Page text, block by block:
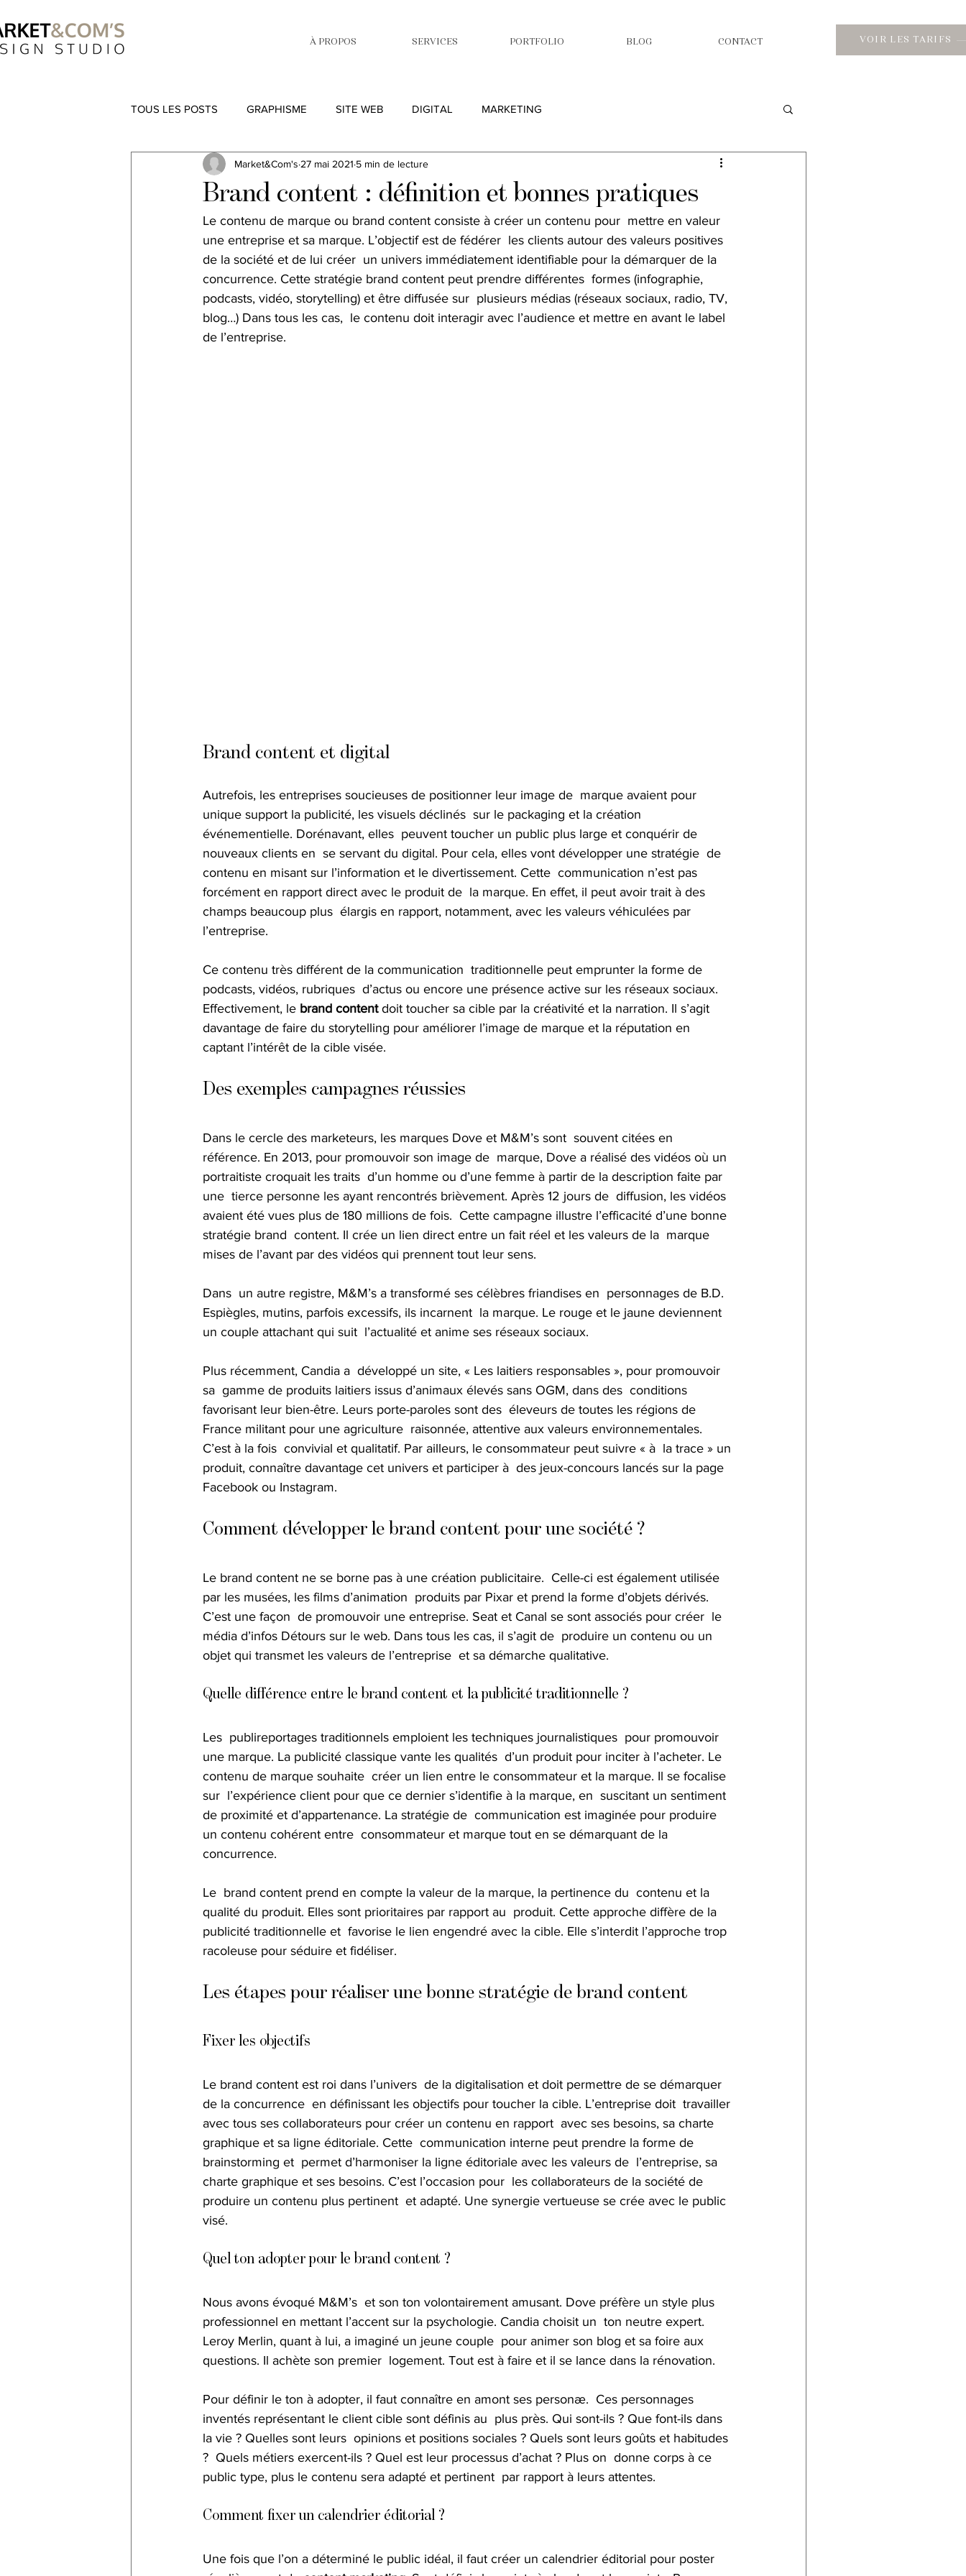
À PROPOS SERVICES PORTFOLIO BLOG CONTACT VOIR LES TARIFS
TOUS LES POSTS GRAPHISME SITE WEB DIGITAL MARKETING
Brand content : définition et bonnes pratiques
Market&Com's 27 mai 2021 5 min de lecture
Le contenu de marque ou brand content consiste à créer un contenu pour  mettre en valeur
une entreprise et sa marque. L’objectif est de fédérer  les clients autour des valeurs positives
de la société et de lui créer  un univers immédiatement identifiable pour la démarquer de la
concurrence. Cette stratégie brand content peut prendre différentes  formes (infographie,
podcasts, vidéo, storytelling) et être diffusée sur  plusieurs médias (réseaux sociaux, radio, TV,
blog…) Dans tous les cas,  le contenu doit interagir avec l’audience et mettre en avant le label
de l’entreprise.
Brand content et digital
Autrefois, les entreprises soucieuses de positionner leur image de  marque avaient pour
unique support la publicité, les visuels déclinés  sur le packaging et la création
événementielle. Dorénavant, elles  peuvent toucher un public plus large et conquérir de
nouveaux clients en  se servant du digital. Pour cela, elles vont développer une stratégie  de
contenu en misant sur l’information et le divertissement. Cette  communication n’est pas
forcément en rapport direct avec le produit de  la marque. En effet, il peut avoir trait à des
champs beaucoup plus  élargis en rapport, notamment, avec les valeurs véhiculées par
l’entreprise.
Ce contenu très différent de la communication  traditionnelle peut emprunter la forme de
podcasts, vidéos, rubriques  d’actus ou encore une présence active sur les réseaux sociaux.
Effectivement, le brand content doit toucher sa cible par la créativité et la narration. Il s’agit
davantage de faire du storytelling pour améliorer l’image de marque et la réputation en
captant l’intérêt de la cible visée.
Des exemples campagnes réussies
Dans le cercle des marketeurs, les marques Dove et M&M’s sont  souvent citées en
référence. En 2013, pour promouvoir son image de  marque, Dove a réalisé des vidéos où un
portraitiste croquait les traits  d’un homme ou d’une femme à partir de la description faite par
une  tierce personne les ayant rencontrés brièvement. Après 12 jours de  diffusion, les vidéos
avaient été vues plus de 180 millions de fois.  Cette campagne illustre l’efficacité d’une bonne
stratégie brand  content. Il crée un lien direct entre un fait réel et les valeurs de la  marque
mises de l’avant par des vidéos qui prennent tout leur sens.
Dans  un autre registre, M&M’s a transformé ses célèbres friandises en  personnages de B.D.
Espiègles, mutins, parfois excessifs, ils incarnent  la marque. Le rouge et le jaune deviennent
un couple attachant qui suit  l’actualité et anime ses réseaux sociaux.
Plus récemment, Candia a  développé un site, « Les laitiers responsables », pour promouvoir
sa  gamme de produits laitiers issus d’animaux élevés sans OGM, dans des  conditions
favorisant leur bien-être. Leurs porte-paroles sont des  éleveurs de toutes les régions de
France militant pour une agriculture  raisonnée, attentive aux valeurs environnementales.
C’est à la fois  convivial et qualitatif. Par ailleurs, le consommateur peut suivre « à  la trace » un
produit, connaître davantage cet univers et participer à  des jeux-concours lancés sur la page
Facebook ou Instagram.
Comment développer le brand content pour une société ?
Le brand content ne se borne pas à une création publicitaire.  Celle-ci est également utilisée
par les musées, les films d’animation  produits par Pixar et prend la forme d’objets dérivés.
C’est une façon  de promouvoir une entreprise. Seat et Canal se sont associés pour créer  le
média d’infos Détours sur le web. Dans tous les cas, il s’agit de  produire un contenu ou un
objet qui transmet les valeurs de l’entreprise  et sa démarche qualitative.
Quelle différence entre le brand content et la publicité traditionnelle ?
Les  publireportages traditionnels emploient les techniques journalistiques  pour promouvoir
une marque. La publicité classique vante les qualités  d’un produit pour inciter à l’acheter. Le
contenu de marque souhaite  créer un lien entre le consommateur et la marque. Il se focalise
sur  l’expérience client pour que ce dernier s’identifie à la marque, en  suscitant un sentiment
de proximité et d’appartenance. La stratégie de  communication est imaginée pour produire
un contenu cohérent entre  consommateur et marque tout en se démarquant de la
concurrence.
Le  brand content prend en compte la valeur de la marque, la pertinence du  contenu et la
qualité du produit. Elles sont prioritaires par rapport au  produit. Cette approche diffère de la
publicité traditionnelle et  favorise le lien engendré avec la cible. Elle s’interdit l’approche trop
racoleuse pour séduire et fidéliser.
Les étapes pour réaliser une bonne stratégie de brand content
Fixer les objectifs
Le brand content est roi dans l’univers  de la digitalisation et doit permettre de se démarquer
de la concurrence  en définissant les objectifs pour toucher la cible. L’entreprise doit  travailler
avec tous ses collaborateurs pour créer un contenu en rapport  avec ses besoins, sa charte
graphique et sa ligne éditoriale. Cette  communication interne peut prendre la forme de
brainstorming et  permet d’harmoniser la ligne éditoriale avec les valeurs de  l’entreprise, sa
charte graphique et ses besoins. C’est l’occasion pour  les collaborateurs de la société de
produire un contenu plus pertinent  et adapté. Une synergie vertueuse se crée avec le public
visé.
Quel ton adopter pour le brand content ?
Nous avons évoqué M&M’s  et son ton volontairement amusant. Dove préfère un style plus
professionnel en mettant l’accent sur la psychologie. Candia choisit un  ton neutre expert.
Leroy Merlin, quant à lui, a imaginé un jeune couple  pour animer son blog et sa foire aux
questions. Il achète son premier  logement. Tout est à faire et il se lance dans la rénovation.
Pour définir le ton à adopter, il faut connaître en amont ses personæ.  Ces personnages
inventés représentant le client cible sont définis au  plus près. Qui sont-ils ? Que font-ils dans
la vie ? Quelles sont leurs  opinions et positions sociales ? Quels sont leurs goûts et habitudes
?  Quels métiers exercent-ils ? Quel est leur processus d’achat ? Plus on  donne corps à ce
public type, plus le contenu sera adapté et pertinent  par rapport à leurs attentes.
Comment fixer un calendrier éditorial ?
Une fois que l’on a déterminé le public idéal, il faut créer un calendrier éditorial pour poster